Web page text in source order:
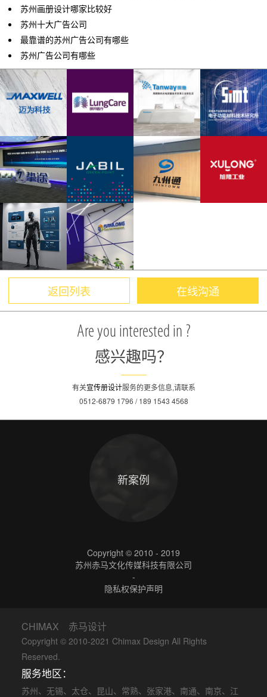
苏州画册设计哪家比较好
苏州十大广告公司
最靠谱的苏州广告公司有哪些
苏州广告公司有哪些
返回列表 在线沟通
Are you interested in ?
感兴趣吗？
有关宣传册设计服务的更多信息,请联系
0512-6879 1796 / 189 1543 4568
新案例
Copyright © 2010 - 2019
苏州赤马文化传媒科技有限公司
-
隐私权保护声明
CHIMAX 赤马设计
Copyright © 2010-2021 Chimax Design All Rights
Reserved.
服务地区：
苏州、 无锡、 太仓、 昆山、 常熟、 张家港、 南通、 南京、 江